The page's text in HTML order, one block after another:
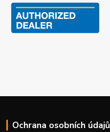
Ochrana osobních údajů